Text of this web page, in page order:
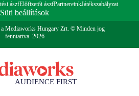
ászfElőfizetői ászfPartnereinkJátékszabályzat
Süti beállítások
a Mediaworks Hungary Zrt. © Minden jog
fenntartva. 2026